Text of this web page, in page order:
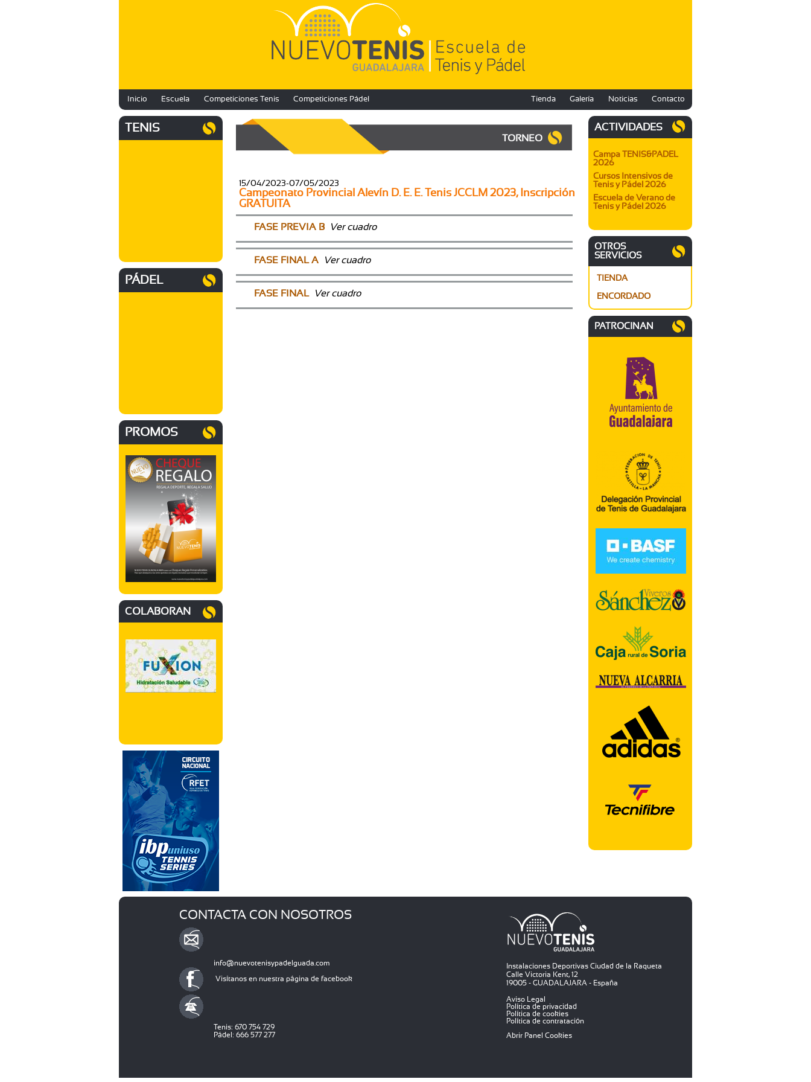
Inicio Escuela Competiciones Tenis Competiciones Pádel Tienda Galería Noticias Contacto
TENIS
PÁDEL
PROMOS
COLABORAN
TORNEO
15/04/2023-07/05/2023
Campeonato Provincial Alevín D. E. E. Tenis JCCLM 2023, Inscripción
GRATUITA
FASE PREVIA B Ver cuadro
FASE FINAL A Ver cuadro
FASE FINAL Ver cuadro
ACTIVIDADES
Campa TENIS&PADEL
2026
Cursos Intensivos de
Tenis y Pádel 2026
Escuela de Verano de
Tenis y Pádel 2026
OTROS
SERVICIOS
TIENDA
ENCORDADO
PATROCINAN
CONTACTA CON NOSOTROS
Instalaciones Deportivas Ciudad de la Raqueta
Calle Victoria Kent, 12
19005 - GUADALAJARA - España
Aviso Legal
Política de privacidad
Política de cookies
Política de contratación
Abrir Panel Cookies
info@nuevotenisypadelguada.com
Visítanos en nuestra página de facebook
Tenis: 670 754 729
Pádel: 666 577 277